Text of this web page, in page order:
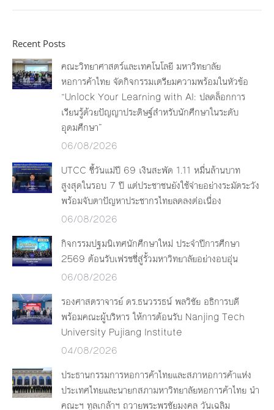
Recent Posts
คณะวิทยาศาสตร์และเทคโนโลยี มหาวิทยาลัย
หอการค้าไทย จัดกิจกรรมเตรียมความพร้อมในหัวข้อ
“Unlock Your Learning with AI: ปลดล็อกการ
เรียนรู้ด้วยปัญญาประดิษฐ์สำหรับนักศึกษาในระดับ
อุดมศึกษา”
06/08/2026
UTCC ชี้วันแม่ปี 69 เงินสะพัด 1.11 หมื่นล้านบาท
สูงสุดในรอบ 7 ปี แต่ประชาชนยังใช้จ่ายอย่างระมัดระวัง
พร้อมจับตาปัญหาประชากรไทยลดลงต่อเนื่อง
06/08/2026
กิจกรรมปฐมนิเทศนักศึกษาใหม่ ประจำปีการศึกษา
2569 ต้อนรับเฟรชชี่สู่รั้วมหาวิทยาลัยอย่างอบอุ่น
06/08/2026
รองศาสตราจารย์ ดร.ธนวรรธน์ พลวิชัย อธิการบดี
พร้อมคณะผู้บริหาร ให้การต้อนรับ Nanjing Tech
University Pujiang Institute
04/08/2026
ประธานกรรมการหอการค้าไทยและสภาหอการค้าแห่ง
ประเทศไทยและนายกสภามหาวิทยาลัยหอการค้าไทย นำ
คณะฯ ทูลเกล้าฯ ถวายพระพรชัยมงคล วันเฉลิม